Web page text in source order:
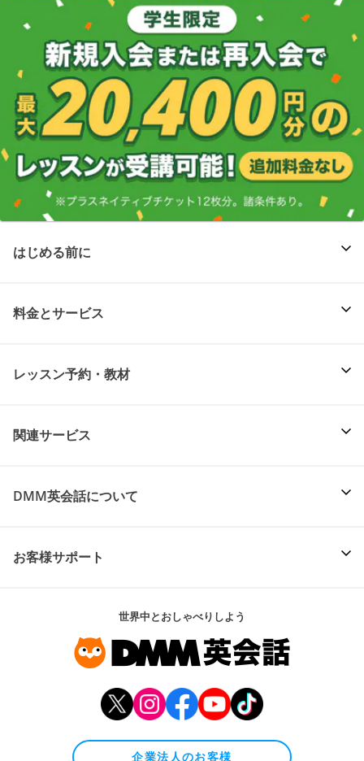
はじめる前に
料金とサービス
レッスン予約・教材
関連サービス
DMM英会話について
お客様サポート
世界中とおしゃべりしよう
企業法人のお客様